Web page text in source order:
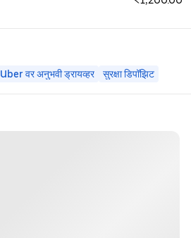
Uber वर अनुभवी ड्रायव्हर सुरक्षा डिपॉझिट